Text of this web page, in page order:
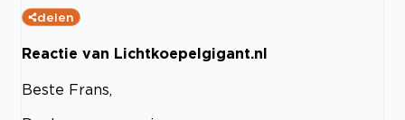
delen
Reactie van Lichtkoepelgigant.nl
Beste Frans,